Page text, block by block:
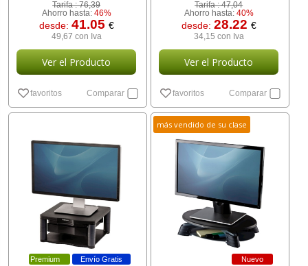
Tarifa :76,39
Ahorro hasta: 46%
desde: 41.05 €
49,67 con Iva
Ver el Producto
favoritos Comparar
Tarifa :47,04
Ahorro hasta: 40%
desde: 28.22 €
34,15 con Iva
Ver el Producto
favoritos Comparar
Envío Gratis
Premium
más vendido de su clase
Nuevo